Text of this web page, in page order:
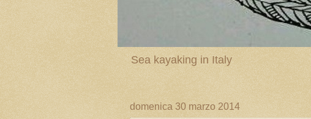
Sea kayaking in Italy
domenica 30 marzo 2014